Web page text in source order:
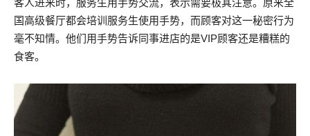
国高级餐厅都会培训服务生使用手势，而顾客对这一秘密行为
毫不知情。他们用手势告诉同事进店的是VIP顾客还是糟糕的
食客。